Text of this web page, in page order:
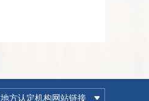
地方认定机构网站链接